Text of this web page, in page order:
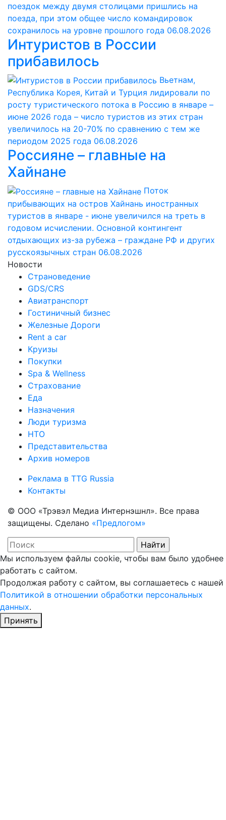
поездок между двумя столицами пришлись на
поезда, при этом общее число командировок
сохранилось на уровне прошлого года 06.08.2026
Интуристов в России
прибавилось
Вьетнам,
Республика Корея, Китай и Турция лидировали по
росту туристического потока в Россию в январе –
июне 2026 года – число туристов из этих стран
увеличилось на 20-70% по сравнению с тем же
периодом 2025 года 06.08.2026
Россияне – главные на
Хайнане
Поток
прибывающих на остров Хайнань иностранных
туристов в январе - июне увеличился на треть в
годовом исчислении. Основной контингент
отдыхающих из-за рубежа – граждане РФ и других
русскоязычных стран 06.08.2026
Новости
Страноведение
GDS/CRS
Авиатранспорт
Гостиничный бизнес
Железные Дороги
Rent a car
Круизы
Покупки
Spa & Wellness
Страхование
Еда
Назначения
Люди туризма
НТО
Представительства
Архив номеров
Реклама в TTG Russia
Контакты
© ООО «Трэвэл Медиа Интернэшнл». Все права
защищены. Сделано «Предлогом»
Мы используем файлы cookie, чтобы вам было удобнее
работать с сайтом.
Продолжая работу с сайтом, вы соглашаетесь с нашей
Политикой в отношении обработки персональных
данных.
Принять